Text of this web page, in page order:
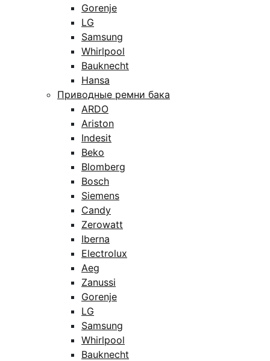
Gorenje
LG
Samsung
Whirlpool
Bauknecht
Hansa
Приводные ремни бака
ARDO
Ariston
Indesit
Beko
Blomberg
Bosch
Siemens
Candy
Zerowatt
Iberna
Electrolux
Aeg
Zanussi
Gorenje
LG
Samsung
Whirlpool
Bauknecht